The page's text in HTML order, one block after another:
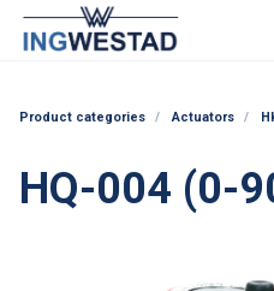
Product categories Actuators
HQ-004 (0-